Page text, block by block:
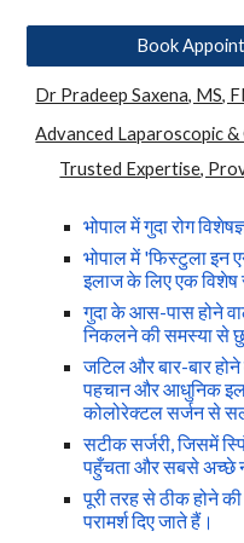
Book
Dr Pradeep Saxena, MS,
Advanced Laparoscopic
Trusted Expertise,
भोपाल में गुदा रोग
भोपाल में 'फिस्टुला इन
इलाज के लिए एक
गुदा के आस-पास होने
निकलने की समस्या से
जटिल और बार-बार
पहचान और आधुनिक
कोलोरेक्टल सर्जन से
सटीक सर्जरी, जिसमें
पहुँचता और सबसे अच्छे
पूरी तरह से ठीक होने
परामर्श दिए जाते हैं।